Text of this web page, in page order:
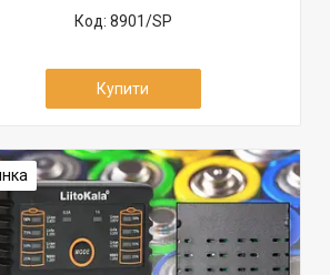
8901/SP
Купити